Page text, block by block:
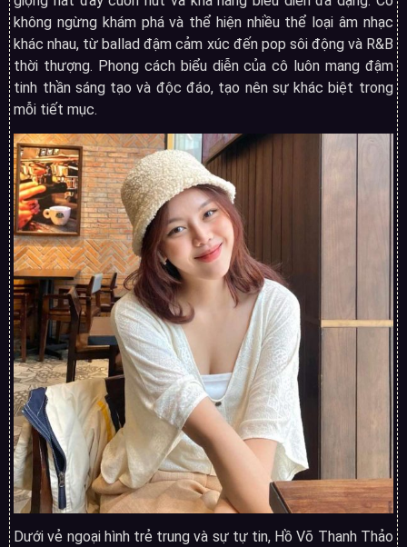
không ngừng khám phá và thể hiện nhiều thể loại âm nhạc
khác nhau, từ ballad đậm cảm xúc đến pop sôi động và R&B
thời thượng. Phong cách biểu diễn của cô luôn mang đậm
tinh thần sáng tạo và độc đáo, tạo nên sự khác biệt trong
mỗi tiết mục.
Dưới vẻ ngoại hình trẻ trung và sự tự tin, Hồ Võ Thanh Thảo